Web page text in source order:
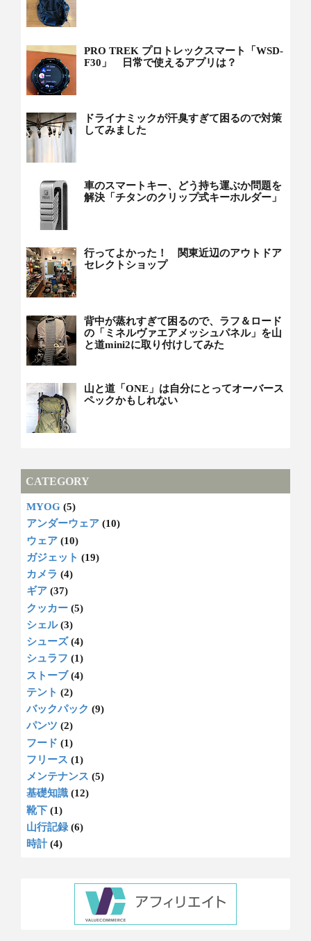
PRO TREK プロトレックスマート「WSD-
F30」 日常で使えるアプリは？
ドライナミックが汗臭すぎて困るので対策
してみました
車のスマートキー、どう持ち運ぶか問題を
解決「チタンのクリップ式キーホルダー」
行ってよかった！ 関東近辺のアウトドア
セレクトショップ
背中が蒸れすぎて困るので、ラフ＆ロード
の「ミネルヴァエアメッシュパネル」を山
と道mini2に取り付けしてみた
山と道「ONE」は自分にとってオーバース
ペックかもしれない
CATEGORY
MYOG (5)
アンダーウェア (10)
ウェア (10)
ガジェット (19)
カメラ (4)
ギア (37)
クッカー (5)
シェル (3)
シューズ (4)
シュラフ (1)
ストーブ (4)
テント (2)
バックパック (9)
パンツ (2)
フード (1)
フリース (1)
メンテナンス (5)
基礎知識 (12)
靴下 (1)
山行記録 (6)
時計 (4)